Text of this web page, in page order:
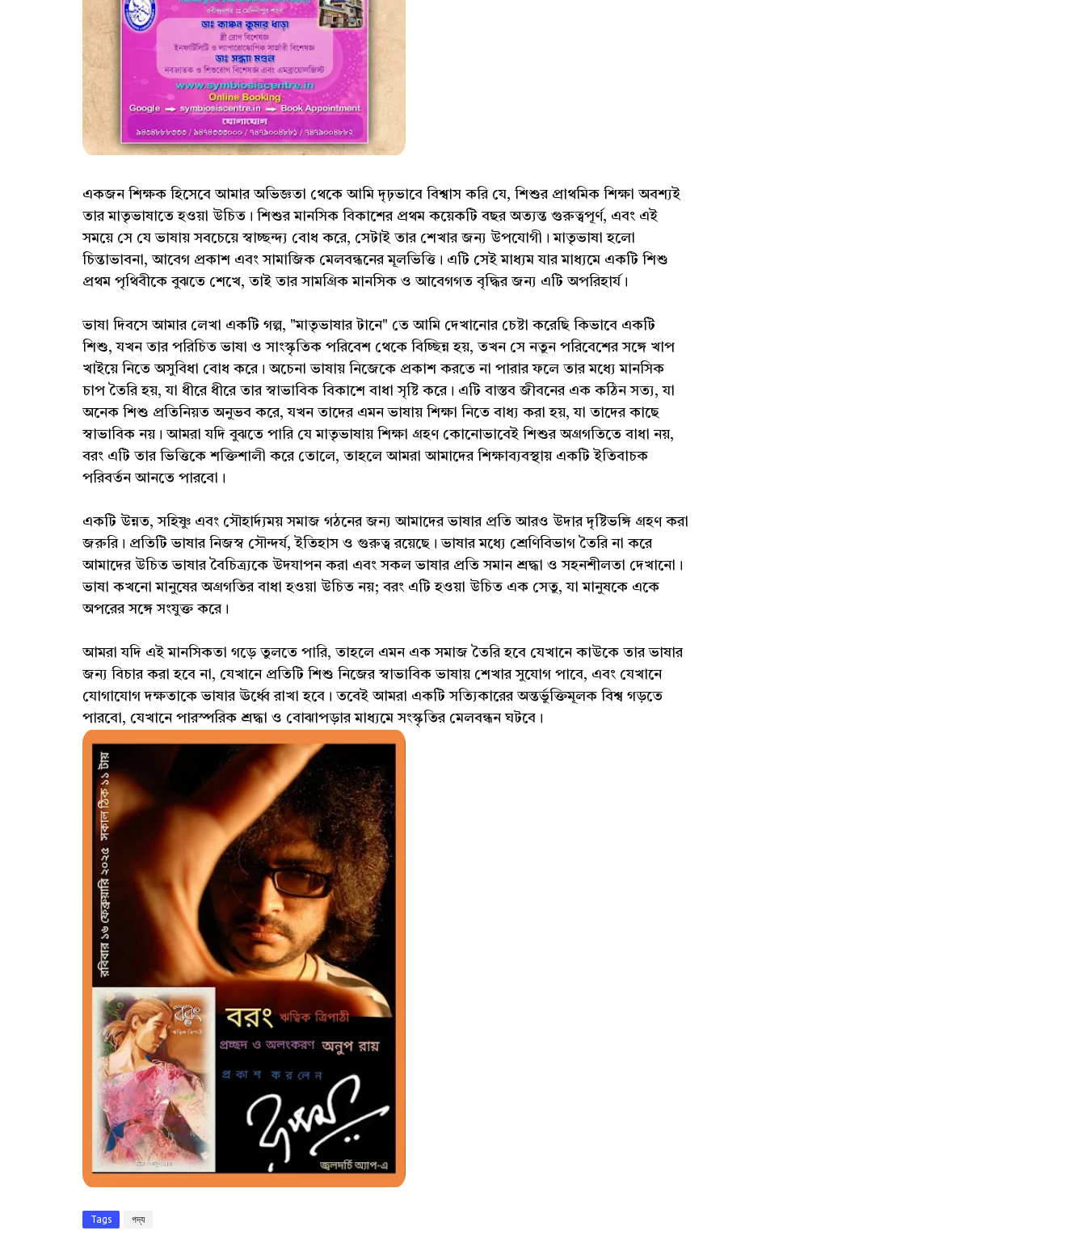
একজন শিক্ষক হিসেবে আমার অভিজ্ঞতা থেকে আমি দৃঢ়ভাবে বিশ্বাস করি যে, শিশুর প্রাথমিক শিক্ষা অবশ্যই
তার মাতৃভাষাতে হওয়া উচিত। শিশুর মানসিক বিকাশের প্রথম কয়েকটি বছর অত্যন্ত গুরুত্বপূর্ণ, এবং এই
সময়ে সে যে ভাষায় সবচেয়ে স্বাচ্ছন্দ্য বোধ করে, সেটাই তার শেখার জন্য উপযোগী। মাতৃভাষা হলো
চিন্তাভাবনা, আবেগ প্রকাশ এবং সামাজিক মেলবন্ধনের মূলভিত্তি। এটি সেই মাধ্যম যার মাধ্যমে একটি শিশু
প্রথম পৃথিবীকে বুঝতে শেখে, তাই তার সামগ্রিক মানসিক ও আবেগগত বৃদ্ধির জন্য এটি অপরিহার্য।
ভাষা দিবসে আমার লেখা একটি গল্প, "মাতৃভাষার টানে" তে আমি দেখানোর চেষ্টা করেছি কিভাবে একটি
শিশু, যখন তার পরিচিত ভাষা ও সাংস্কৃতিক পরিবেশ থেকে বিচ্ছিন্ন হয়, তখন সে নতুন পরিবেশের সঙ্গে খাপ
খাইয়ে নিতে অসুবিধা বোধ করে। অচেনা ভাষায় নিজেকে প্রকাশ করতে না পারার ফলে তার মধ্যে মানসিক
চাপ তৈরি হয়, যা ধীরে ধীরে তার স্বাভাবিক বিকাশে বাধা সৃষ্টি করে। এটি বাস্তব জীবনের এক কঠিন সত্য, যা
অনেক শিশু প্রতিনিয়ত অনুভব করে, যখন তাদের এমন ভাষায় শিক্ষা নিতে বাধ্য করা হয়, যা তাদের কাছে
স্বাভাবিক নয়। আমরা যদি বুঝতে পারি যে মাতৃভাষায় শিক্ষা গ্রহণ কোনোভাবেই শিশুর অগ্রগতিতে বাধা নয়,
বরং এটি তার ভিত্তিকে শক্তিশালী করে তোলে, তাহলে আমরা আমাদের শিক্ষাব্যবস্থায় একটি ইতিবাচক
পরিবর্তন আনতে পারবো।
একটি উন্নত, সহিষ্ণু এবং সৌহার্দ্যময় সমাজ গঠনের জন্য আমাদের ভাষার প্রতি আরও উদার দৃষ্টিভঙ্গি গ্রহণ করা
জরুরি। প্রতিটি ভাষার নিজস্ব সৌন্দর্য, ইতিহাস ও গুরুত্ব রয়েছে। ভাষার মধ্যে শ্রেণিবিভাগ তৈরি না করে
আমাদের উচিত ভাষার বৈচিত্র্যকে উদযাপন করা এবং সকল ভাষার প্রতি সমান শ্রদ্ধা ও সহনশীলতা দেখানো।
ভাষা কখনো মানুষের অগ্রগতির বাধা হওয়া উচিত নয়; বরং এটি হওয়া উচিত এক সেতু, যা মানুষকে একে
অপরের সঙ্গে সংযুক্ত করে।
আমরা যদি এই মানসিকতা গড়ে তুলতে পারি, তাহলে এমন এক সমাজ তৈরি হবে যেখানে কাউকে তার ভাষার
জন্য বিচার করা হবে না, যেখানে প্রতিটি শিশু নিজের স্বাভাবিক ভাষায় শেখার সুযোগ পাবে, এবং যেখানে
যোগাযোগ দক্ষতাকে ভাষার ঊর্ধ্বে রাখা হবে। তবেই আমরা একটি সত্যিকারের অন্তর্ভুক্তিমূলক বিশ্ব গড়তে
পারবো, যেখানে পারস্পরিক শ্রদ্ধা ও বোঝাপড়ার মাধ্যমে সংস্কৃতির মেলবন্ধন ঘটবে।
Tags গদ্য